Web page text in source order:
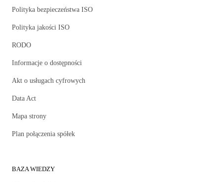
Polityka bezpieczeństwa ISO
Polityka jakości ISO
RODO
Informacje o dostępności
Akt o usługach cyfrowych
Data Act
Mapa strony
Plan połączenia spółek
BAZA WIEDZY